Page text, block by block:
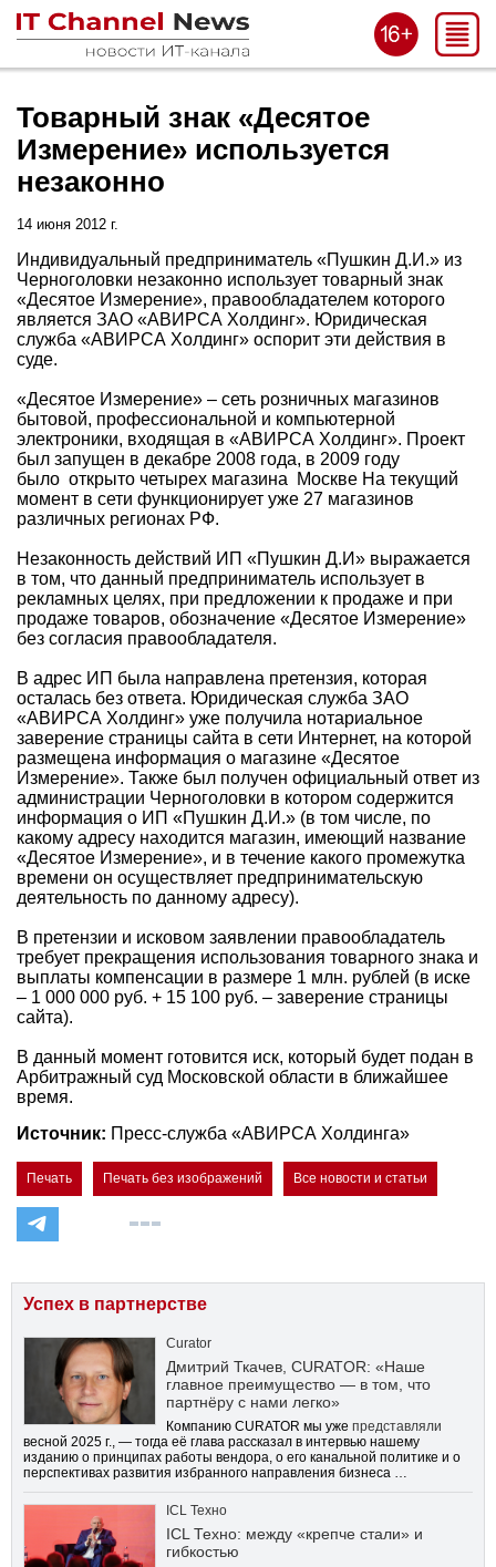
Товарный знак «Десятое
Измерение» используется
незаконно
14 июня 2012 г.
Индивидуальный предприниматель «Пушкин Д.И.» из
Черноголовки незаконно использует товарный знак
«Десятое Измерение», правообладателем которого
является ЗАО «АВИРСА Холдинг». Юридическая
служба «АВИРСА Холдинг» оспорит эти действия в
суде.
«Десятое Измерение» – сеть розничных магазинов
бытовой, профессиональной и компьютерной
электроники, входящая в «АВИРСА Холдинг». Проект
был запущен в декабре 2008 года, в 2009 году
было открыто четырех магазина Москве На текущий
момент в сети функционирует уже 27 магазинов
различных регионах РФ.
Незаконность действий ИП «Пушкин Д.И» выражается
в том, что данный предприниматель использует в
рекламных целях, при предложении к продаже и при
продаже товаров, обозначение «Десятое Измерение»
без согласия правообладателя.
В адрес ИП была направлена претензия, которая
осталась без ответа. Юридическая служба ЗАО
«АВИРСА Холдинг» уже получила нотариальное
заверение страницы сайта в сети Интернет, на которой
размещена информация о магазине «Десятое
Измерение». Также был получен официальный ответ из
администрации Черноголовки в котором содержится
информация о ИП «Пушкин Д.И.» (в том числе, по
какому адресу находится магазин, имеющий название
«Десятое Измерение», и в течение какого промежутка
времени он осуществляет предпринимательскую
деятельность по данному адресу).
В претензии и исковом заявлении правообладатель
требует прекращения использования товарного знака и
выплаты компенсации в размере 1 млн. рублей (в иске
– 1 000 000 руб. + 15 100 руб. – заверение страницы
сайта).
В данный момент готовится иск, который будет подан в
Арбитражный суд Московской области в ближайшее
время.
Источник: Пресс-служба «АВИРСА Холдинга»
Печать Печать без изображений Все новости и статьи
Успех в партнерстве
Curator
Дмитрий Ткачев, CURATOR: «Наше
главное преимущество — в том, что
партнёру с нами легко»
Компанию CURATOR мы уже представляли
весной 2025 г., — тогда её глава рассказал в интервью нашему
изданию о принципах работы вендора, о его канальной политике и о
перспективах развития избранного направления бизнеса …
ICL Техно
ICL Техно: между «крепче стали» и
гибкостью